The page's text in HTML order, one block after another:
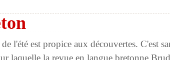
l'été est propice aux découvertes. C'est
laquelle la revue en langue bretonne